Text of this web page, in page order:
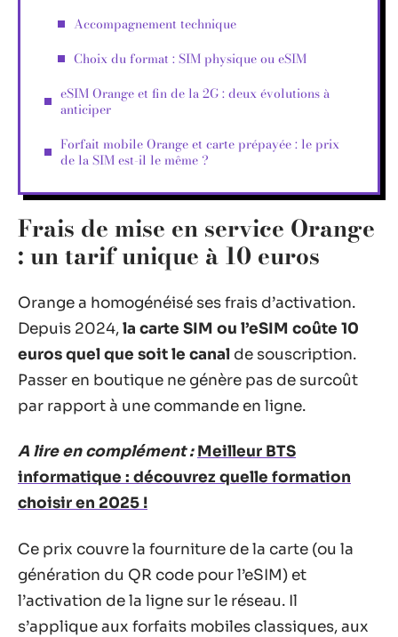
Accompagnement technique
Choix du format : SIM physique ou eSIM
eSIM Orange et fin de la 2G : deux évolutions à
anticiper
Forfait mobile Orange et carte prépayée : le prix
de la SIM est-il le même ?
Frais de mise en service Orange
: un tarif unique à 10 euros
Orange a homogénéisé ses frais d’activation.
Depuis 2024,la carte SIM ou l’eSIM coûte 10
euros quel que soit le canal de souscription.
Passer en boutique ne génère pas de surcoût
par rapport à une commande en ligne.
A lire en complément : Meilleur BTS
informatique : découvrez quelle formation
choisir en 2025 !
Ce prix couvre la fourniture de la carte (ou la
génération du QR code pour l’eSIM) et
l’activation de la ligne sur le réseau. Il
s’applique aux forfaits mobiles classiques, aux